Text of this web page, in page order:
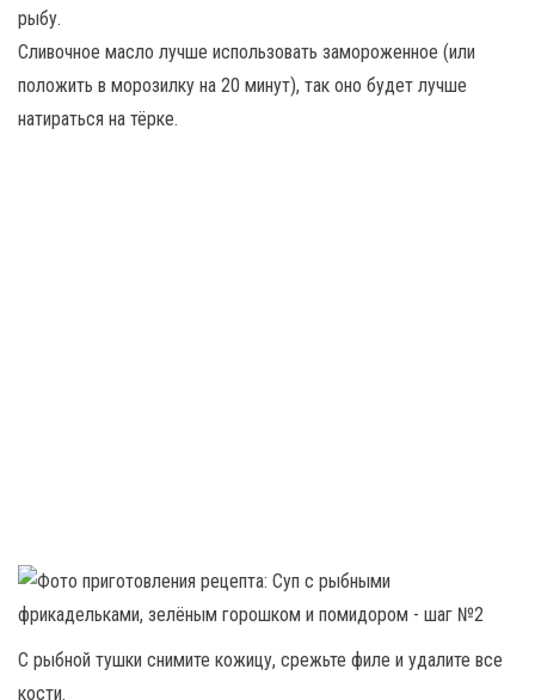
рыбу.
Сливочное масло лучше использовать замороженное (или
положить в морозилку на 20 минут), так оно будет лучше
натираться на тёрке.
С рыбной тушки снимите кожицу, срежьте филе и удалите все
кости.